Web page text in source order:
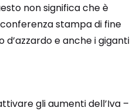
non significa che è
stampa di fine
e anche i giganti
gli aumenti dell’Iva –